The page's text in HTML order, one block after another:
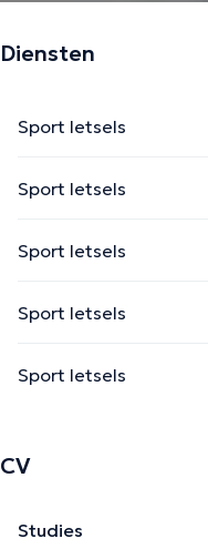
Diensten
Sport letsels
Sport letsels
Sport letsels
Sport letsels
Sport letsels
CV
Studies